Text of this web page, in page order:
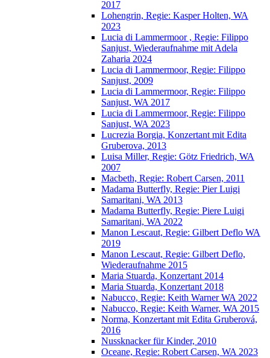
2017
Lohengrin, Regie: Kasper Holten, WA
2023
Lucia di Lammermoor , Regie: Filippo
Sanjust, Wiederaufnahme mit Adela
Zaharia 2024
Lucia di Lammermoor, Regie: Filippo
Sanjust, 2009
Lucia di Lammermoor, Regie: Filippo
Sanjust, WA 2017
Lucia di Lammermoor, Regie: Filippo
Sanjust, WA 2023
Lucrezia Borgia, Konzertant mit Edita
Gruberova, 2013
Luisa Miller, Regie: Götz Friedrich, WA
2007
Macbeth, Regie: Robert Carsen, 2011
Madama Butterfly, Regie: Pier Luigi
Samaritani, WA 2013
Madama Butterfly, Regie: Piere Luigi
Samaritani, WA 2022
Manon Lescaut, Regie: Gilbert Deflo WA
2019
Manon Lescaut, Regie: Gilbert Deflo,
Wiederaufnahme 2015
Maria Stuarda, Konzertant 2014
Maria Stuarda, Konzertant 2018
Nabucco, Regie: Keith Warner WA 2022
Nabucco, Regie: Keith Warner, WA 2015
Norma, Konzertant mit Edita Gruberová,
2016
Nussknacker für Kinder, 2010
Oceane, Regie: Robert Carsen, WA 2023